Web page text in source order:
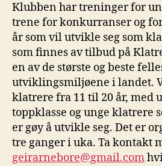
Klubben har treninger for
trene for konkurranser og
år som vil utvikle seg som
som finnes av tilbud på
en av de største og beste
utviklingsmiljøene i landet.
klatrere fra 11 til 20 år, med
toppklasse og unge klatrere
er gøy å utvikle seg. Det er
tre ganger i uka. Ta kontakt
geirarnebore@gmail.com